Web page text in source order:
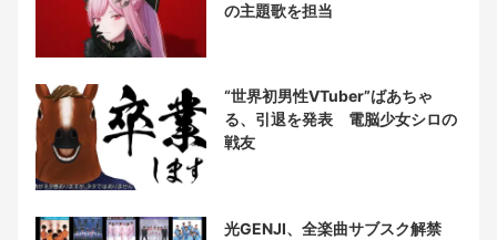
の主題歌を担当
“世界初男性VTuber”ばあちゃ
る、引退を発表 電脳少女シロの
戦友
光GENJI、全楽曲サブスク解禁